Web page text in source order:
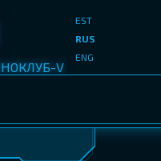
V
EST
RUS
ENG